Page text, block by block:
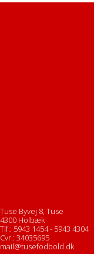
Tuse Byvej 8, Tuse
4300 Holbæk
Tlf.: 5943 1454 - 5943 4304
Cvr.: 34035695
mail@tusefodbold.dk